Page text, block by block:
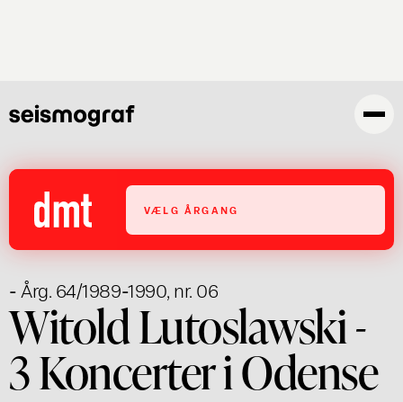
VÆLG ÅRGANG
- Årg. 64/1989-1990, nr. 06
Witold Lutoslawski -
3 Koncerter i Odense